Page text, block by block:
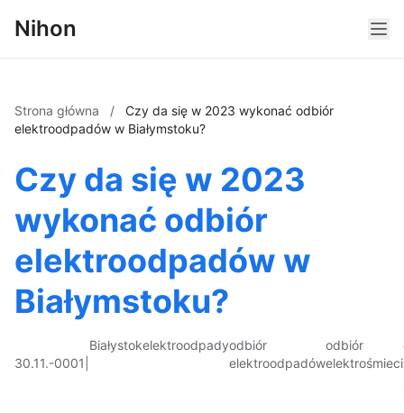
Nihon
Strona główna /
Czy da się w 2023 wykonać odbiór
elektroodpadów w Białymstoku?
Czy da się w 2023
wykonać odbiór
elektroodpadów w
Białymstoku?
30.11.-0001
Białystokelektroodpadyodbiór
elektroodpadów
odbiór
elektrośmieci